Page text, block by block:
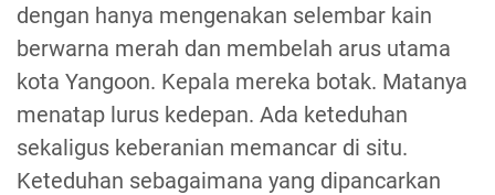
dengan hanya mengenakan selembar kain
berwarna merah dan membelah arus utama
kota Yangoon. Kepala mereka botak. Matanya
menatap lurus kedepan. Ada keteduhan
sekaligus keberanian memancar di situ.
Keteduhan sebagaimana yang dipancarkan